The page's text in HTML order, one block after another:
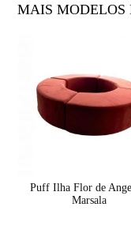
MAIS MODELOS
Puff Ilha Flor de
Marsala